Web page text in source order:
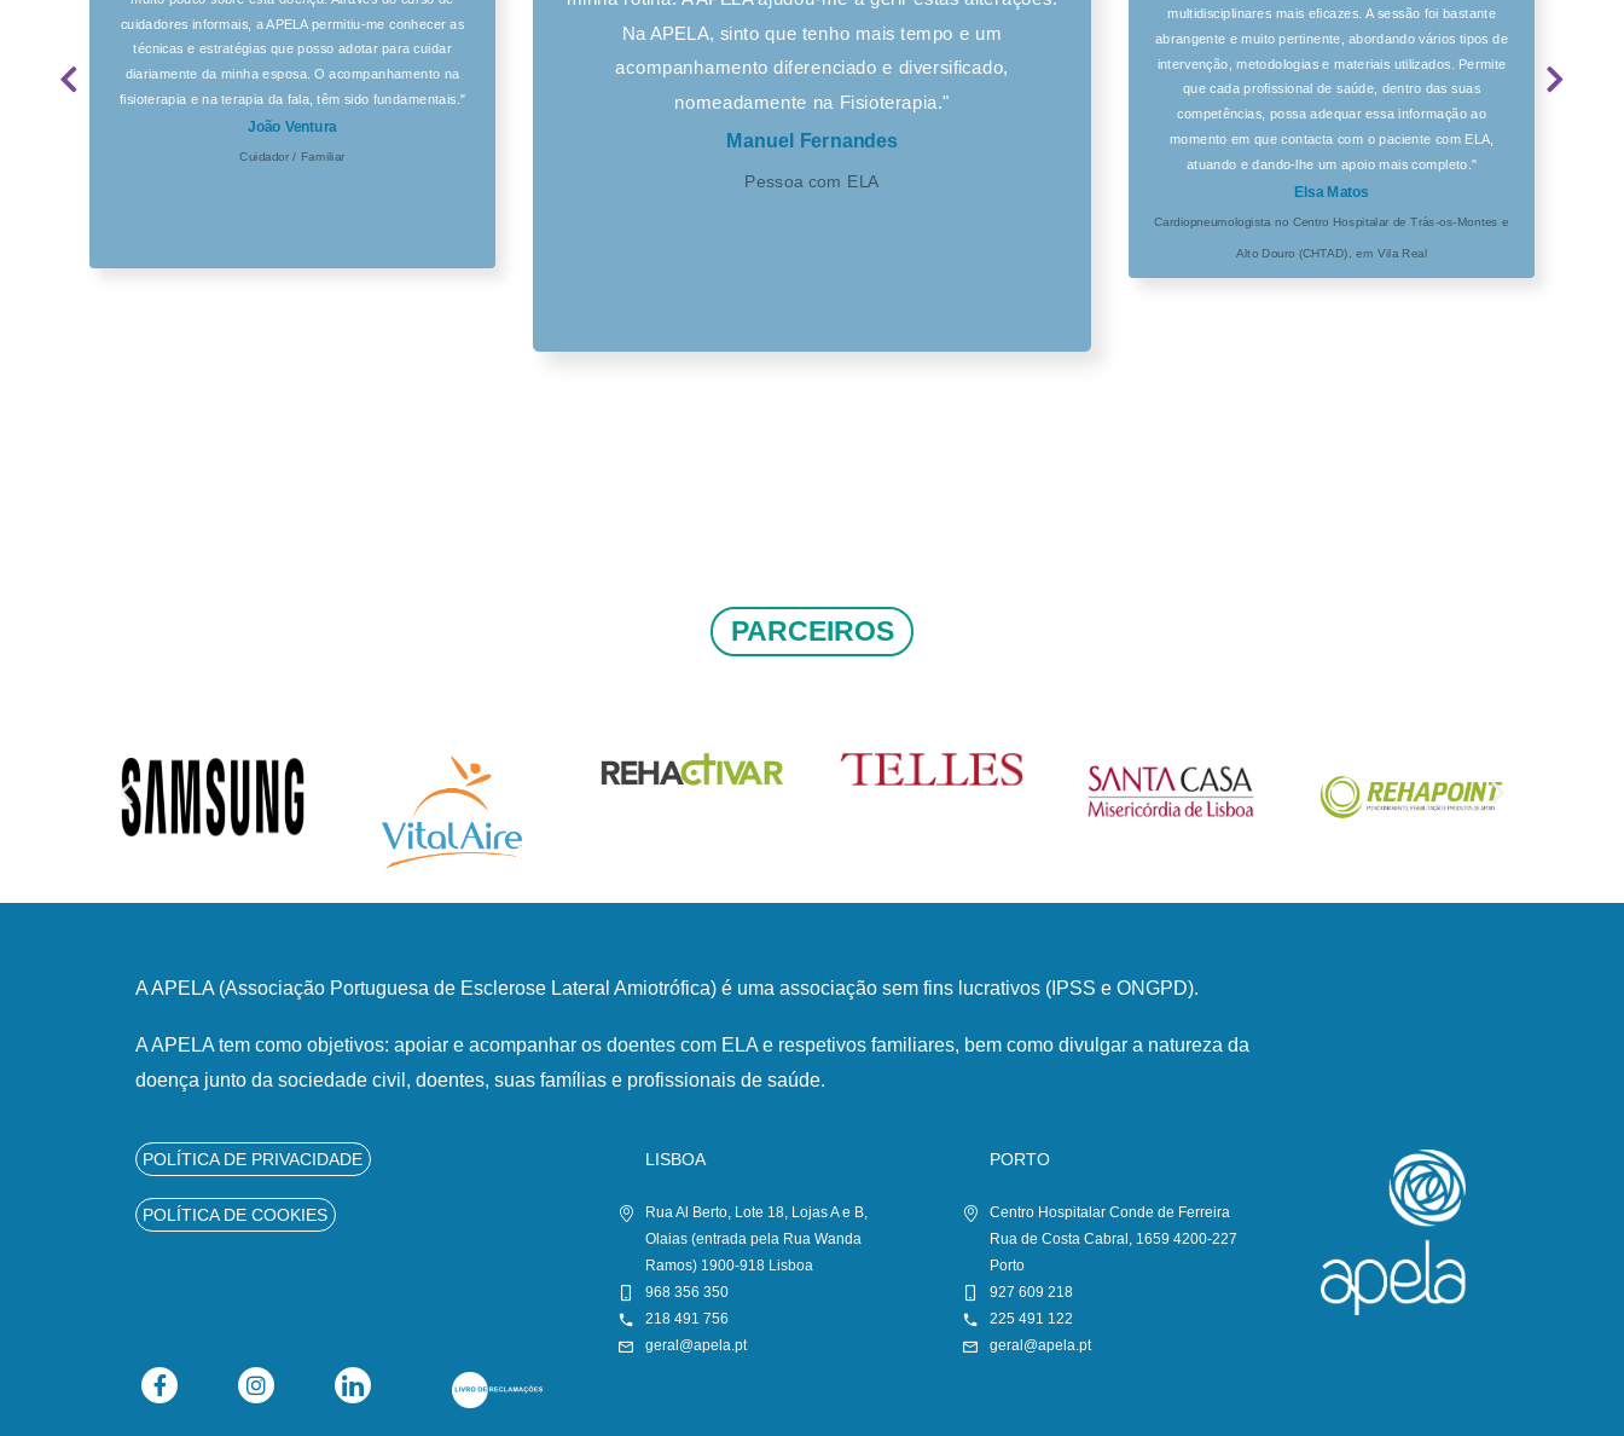
cuidadores informais, a APELA permitiu-me conhecer as
técnicas e estratégias que posso adotar para cuidar
diariamente da minha esposa. O acompanhamento na
fisioterapia e na terapia da fala, têm sido fundamentais."
João Ventura
Cuidador / Familiar
Na APELA, sinto que tenho mais tempo e um
acompanhamento diferenciado e diversificado,
nomeadamente na Fisioterapia."
Manuel Fernandes
Pessoa com ELA
multidisciplinares mais eficazes. A sessão foi bastante
abrangente e muito pertinente, abordando vários tipos de
intervenção, metodologias e materiais utilizados. Permite
que cada profissional de saúde, dentro das suas
competências, possa adequar essa informação ao
momento em que contacta com o paciente com ELA,
atuando e dando-lhe um apoio mais completo."
Elsa Matos
Cardiopneumologista no Centro Hospitalar de Trás-os-Montes e
Alto Douro (CHTAD), em Vila Real
PARCEIROS
A APELA (Associação Portuguesa de Esclerose Lateral Amiotrófica) é uma associação sem fins lucrativos (IPSS e ONGPD).
A APELA tem como objetivos: apoiar e acompanhar os doentes com ELA e respetivos familiares, bem como divulgar a natureza da
doença junto da sociedade civil, doentes, suas famílias e profissionais de saúde.
POLÍTICA DE PRIVACIDADE
POLÍTICA DE COOKIES
LISBOA
Rua Al Berto, Lote 18, Lojas A e B,
Olaias (entrada pela Rua Wanda
Ramos) 1900-918 Lisboa
968 356 350
218 491 756
geral@apela.pt
PORTO
Centro Hospitalar Conde de Ferreira
Rua de Costa Cabral, 1659 4200-227
Porto
927 609 218
225 491 122
geral@apela.pt